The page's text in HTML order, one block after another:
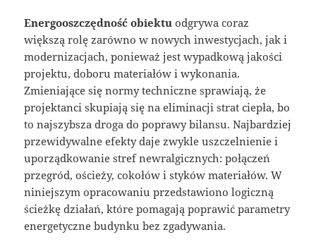
Energooszczędność obiektu odgrywa coraz
większą rolę zarówno w nowych inwestycjach, jak i
modernizacjach, ponieważ jest wypadkową jakości
projektu, doboru materiałów i wykonania.
Zmieniające się normy techniczne sprawiają, że
projektanci skupiają się na eliminacji strat ciepła, bo
to najszybsza droga do poprawy bilansu. Najbardziej
przewidywalne efekty daje zwykle uszczelnienie i
uporządkowanie stref newralgicznych: połączeń
przegród, ościeży, cokołów i styków materiałów. W
niniejszym opracowaniu przedstawiono logiczną
ścieżkę działań, które pomagają poprawić parametry
energetyczne budynku bez zgadywania.